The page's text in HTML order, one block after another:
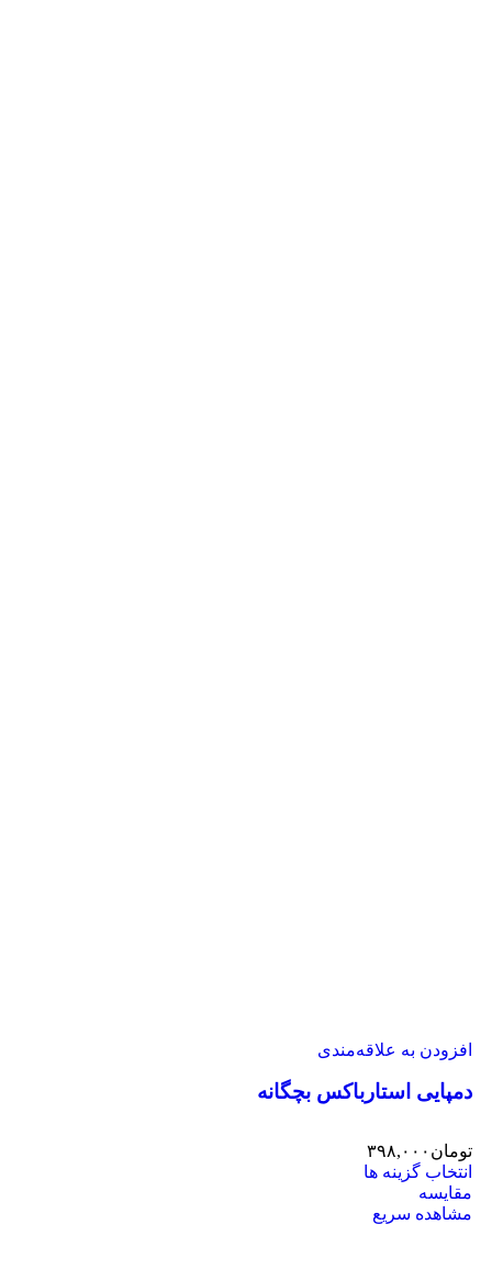
افزودن به علاقه‌مندی
دمپایی استارباکس بچگانه
تومان ۳۹۸,۰۰۰
انتخاب گزینه ها
مقایسه
مشاهده سریع